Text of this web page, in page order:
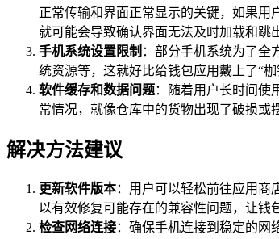
正常传输和界面正常显示的关键，如果
就可能会导致确认界面无法及时加载和跳
手机系统设置限制 ：部分手机系统为了全
统资源等，这就好比给钱包应用戴上了“
软件缓存和数据问题：随着用户长时间使
常情况，就像仓库中的货物出现了破损或
解决方法建议
更新软件版本：用户可以轻松前往应用商
以有效修复可能存在的兼容性问题，让钱
检查网络连接：确保手机连接到稳定的网